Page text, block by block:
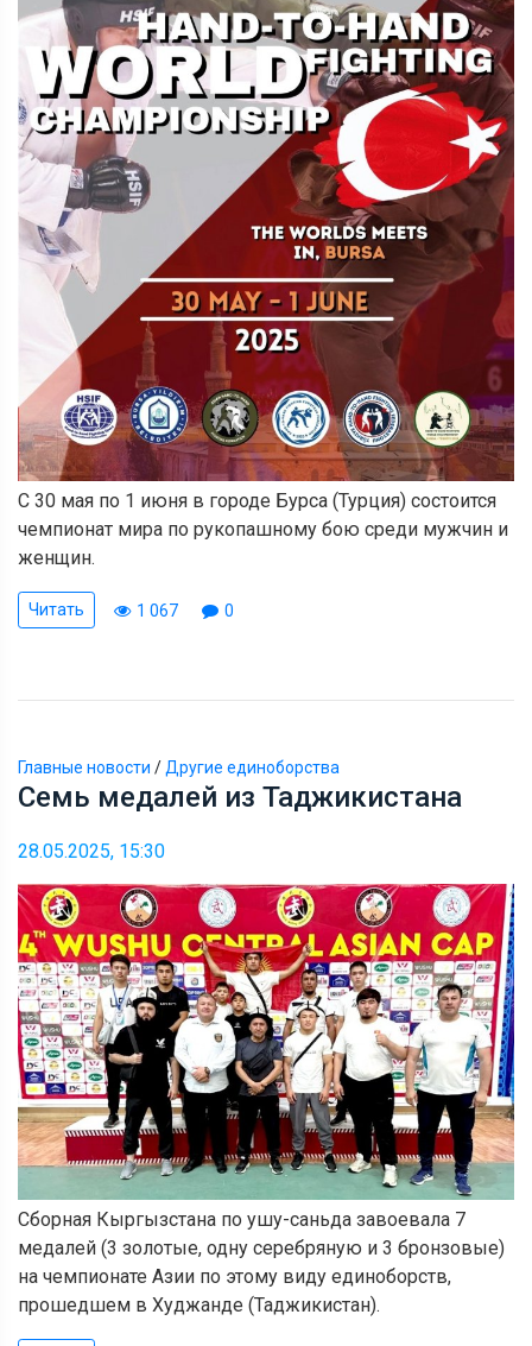
С 30 мая по 1 июня в городе Бурса (Турция) состоится
чемпионат мира по рукопашному бою среди мужчин и
женщин.
Читать 1 067 0
Главные новости /Другие единоборства
Семь медалей из Таджикистана
28.05.2025, 15:30
Сборная Кыргызстана по ушу-саньда завоевала 7
медалей (3 золотые, одну серебряную и 3 бронзовые)
на чемпионате Азии по этому виду единоборств,
прошедшем в Худжанде (Таджикистан).